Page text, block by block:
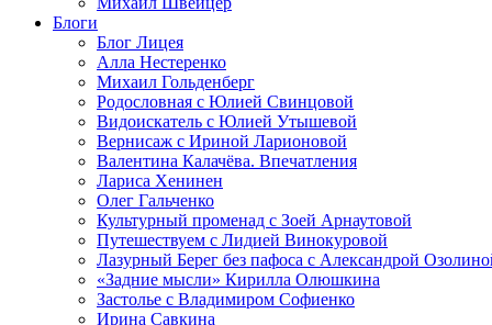
Блоги
Блог Лицея
Алла Нестеренко
Михаил Гольденберг
Родословная с Юлией Свинцовой
Видоискатель с Юлией Утышевой
Вернисаж с Ириной Ларионовой
Валентина Калачёва. Впечатления
Лариса Хенинен
Олег Гальченко
Культурный променад с Зоей Арнаутовой
Путешествуем с Лидией Винокуровой
Лазурный Берег без пафоса с Александрой
«Задние мысли» Кирилла Олюшкина
Застолье с Владимиром Софиенко
Ирина Савкина